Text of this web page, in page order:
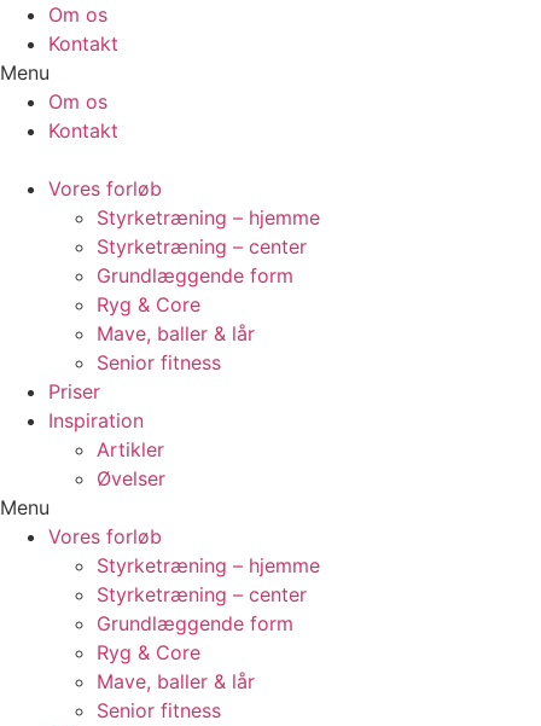
Videre
indhold
Om os
Kontakt
Menu
Om os
Kontakt
Vores forløb
Styrketræning – hjemme
Styrketræning – center
Grundlæggende form
Ryg & Core
Mave, baller & lår
Senior fitness
Priser
Inspiration
Artikler
Øvelser
Menu
Vores forløb
Styrketræning – hjemme
Styrketræning – center
Grundlæggende form
Ryg & Core
Mave, baller & lår
Senior fitness